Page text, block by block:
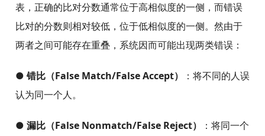
表，正确的比对分数通常位于高相似度的一侧，而错误
比对的分数则相对较低，位于低相似度的一侧。然由于
两者之间可能存在重叠，系统因而可能出现两类错误：
● 错比（False Match/False Accept）
：将不同的人误
认为同一个人。
● 漏比（False Nonmatch/False Reject）
：将同一个